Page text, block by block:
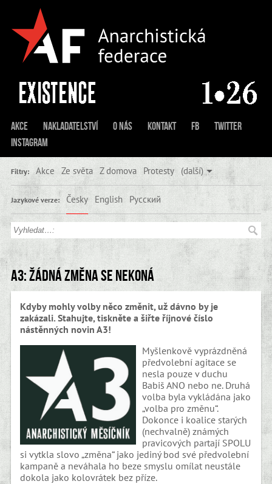
Akce Nakladatelství O nás Kontakt FB
Twitter
Instagram
Filtry: Akce Ze světa Z domova Protesty (další)
Jazykové verze: Česky English Русский
A3: Žádná změna se nekoná
Kdyby mohly volby něco změnit, už dávno by je
zakázali. Stahujte, tiskněte a šiřte říjnové číslo
nástěnných novin A3!
Myšlenkově vyprázdněná
předvolební agitace se
nesla pouze v duchu
Babiš ANO nebo ne. Druhá
volba byla vykládána jako
„volba pro změnu“.
Dokonce i koalice starých
(nechvalně) známých
pravicových partají SPOLU
si vytkla slovo „změna“ jako jediný bod své předvolební
kampaně a neváhala ho beze smyslu omílat neustále
dokola jako kolovrátek bez příze.